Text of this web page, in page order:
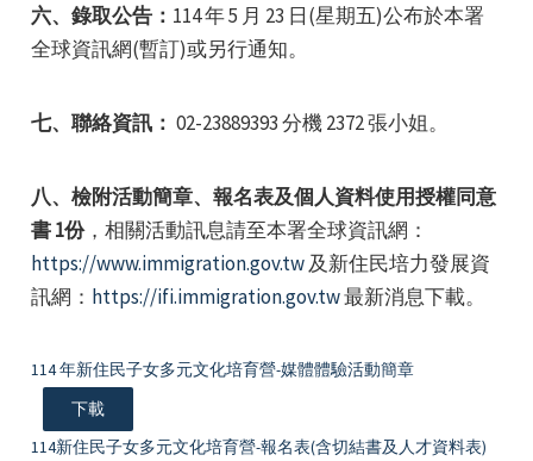
六、錄取公告： 114 年 5 月 23 日(星期五)公布於本署
全球資訊網(暫訂)或另行通知。
七、聯絡資訊： 02-23889393 分機 2372 張小姐。
八、檢附活動簡章、報名表及個人資料使用授權同意
書 1份，相關活動訊息請至本署全球資訊網：
https://www.immigration.gov.tw及新住民培力發展資
訊網： https://ifi.immigration.gov.tw最新消息下載。
114 年新住民子女多元文化培育營-媒體體驗活動簡章
下載
114新住民子女多元文化培育營-報名表(含切結書及人才資料表)